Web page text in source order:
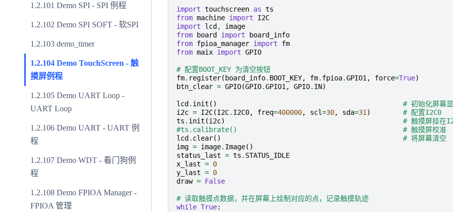
Demo SPI - SPI 例程
Demo SPI SOFT - 软SPI
demo_timer
Demo TouchScreen - 触
摸屏例程
Demo UART Loop -
UART Loop
Demo UART - UART 例
程
Demo WDT - 看门狗例
程
Demo FPIOA Manager -
FPIOA 管理
import touchscreen as ts
from machine import
I2C
import
lcd ,
image
from
board import
board_info
from fpioa_manager import
fm
from maix import GPIO
# 配置BOOT_KEY 为清空按钮
fm. register( board_info. BOOT_KEY, fm. fpioa.GPIO1 , force=True)
btn_clear = GPIO(GPIO.GPIO1 , GPIO. IN)
lcd . init ()
# 初始化屏幕
i2c = I2C(I2C. I2C0, freq=400000, scl=30, sda=31 )
# 配置I2C0
ts . init (i2c)
# 触摸屏挂在
#ts.calibrate()                                         # 触摸屏校准
lcd . clear()
# 将屏幕清空
img = image. Image()
status_last = ts . STATUS_IDLE
x_last = 0
y_last = 0
draw = False
# 读取触摸点数据，并在屏幕上绘制对应的点，记录触摸轨迹
while True: